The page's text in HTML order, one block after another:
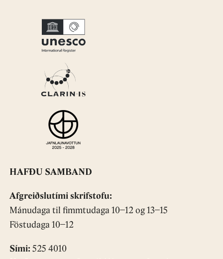
HAFÐU SAMBAND
Afgreiðslutími skrifstofu:
Mánudaga til fimmtudaga 10−12 og 13−15
Föstudaga 10−12
Sími: 525 4010